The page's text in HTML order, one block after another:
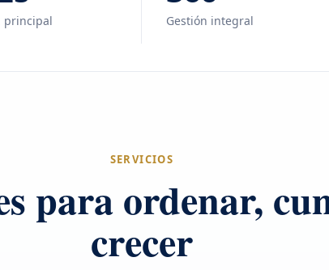
principal Gestión integral
SERVICIOS
para ordenar,
crecer